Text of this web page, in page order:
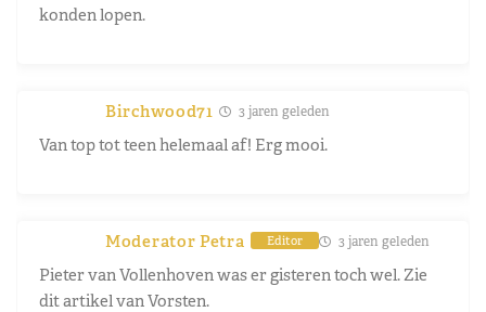
konden lopen.
Birchwood71 3 jaren geleden
Van top tot teen helemaal af! Erg mooi.
Moderator Petra Editor 3 jaren geleden
Pieter van Vollenhoven was er gisteren toch wel. Zie
dit artikel van Vorsten.